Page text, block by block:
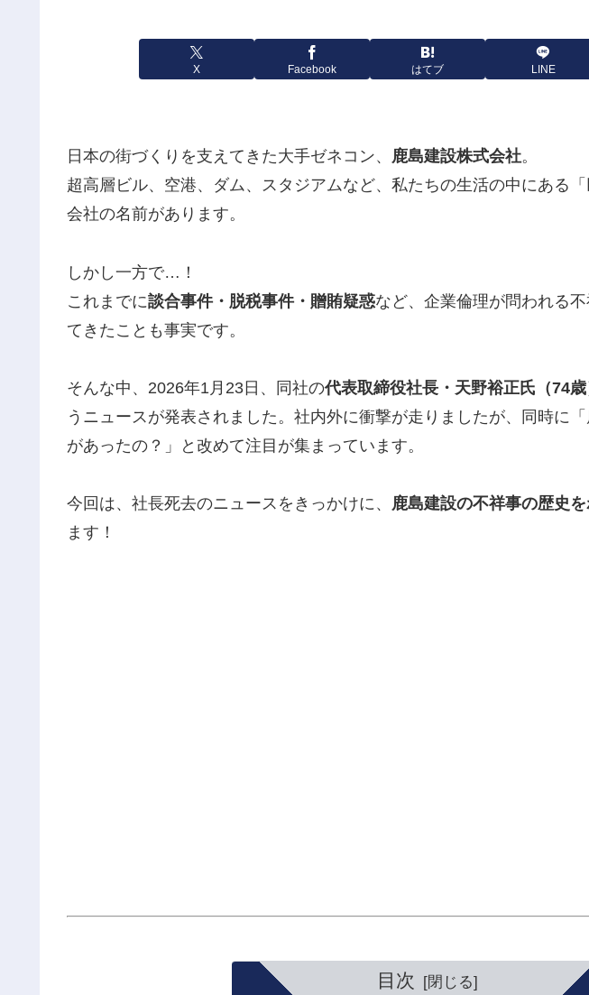
X Facebook はてブ LINE
日本の街づくりを支えてきた大手ゼネコン、 鹿島建設株式会社。
超高層ビル、空港、ダム、スタジアムなど、私たちの生活の中にある
会社の名前があります。
しかし一方で…！
これまでに談合事件・脱税事件・贈賄疑惑など、企業倫理が問われる
てきたことも事実です。
そんな中、2026年1月23日、同社の代表取締役社長・天野裕正氏（74
うニュースが発表されました。社内外に衝撃が走りましたが、同時に
があったの？」と改めて注目が集まっています。
今回は、社長死去のニュースをきっかけに、 鹿島建設の不祥事の歴史
ます！
目次